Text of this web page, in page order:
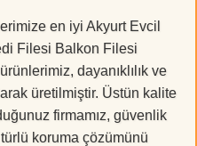
en iyi Akyurt Evcil
Filesi Balkon Filesi
dayanıklılık ve
üretilmiştir. Üstün kalite
firmamız, güvenlik
koruma çözümünü